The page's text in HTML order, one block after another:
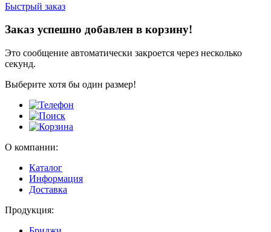
Быстрый заказ
Заказ успешно добавлен в корзину!
Это сообщение автоматически закроется через несколько
секунд.
Выберите хотя бы один размер!
О компании:
Каталог
Информация
Доставка
Продукция: